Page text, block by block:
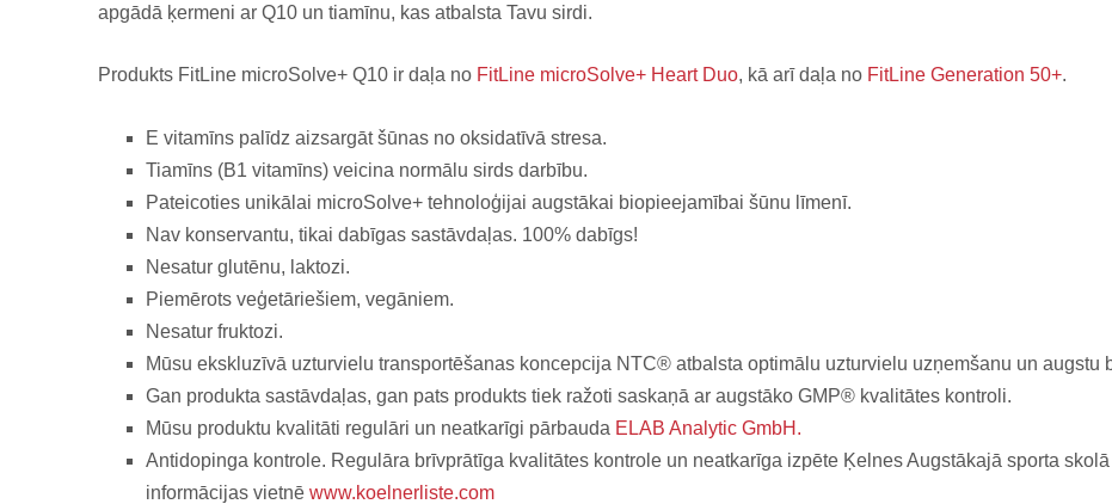
apgādā ķermeni ar Q10 un tiamīnu, kas atbalsta Tavu sirdi.
Produkts FitLine microSolve+ Q10 ir daļa no FitLine microSolve+ Heart Duo, kā arī daļa no FitLine Generation 50+.
E vitamīns palīdz aizsargāt šūnas no oksidatīvā stresa.
Tiamīns (B1 vitamīns) veicina normālu sirds darbību.
Pateicoties unikālai microSolve+ tehnoloģijai augstākai biopieejamībai šūnu līmenī.
Nav konservantu, tikai dabīgas sastāvdaļas. 100% dabīgs!
Nesatur glutēnu, laktozi.
Piemērots veģetāriešiem, vegāniem.
Nesatur fruktozi.
Mūsu ekskluzīvā uzturvielu transportēšanas koncepcija NTC® atbalsta optimālu uzturvielu uzņemšanu un augstu
Gan produkta sastāvdaļas, gan pats produkts tiek ražoti saskaņā ar augstāko GMP® kvalitātes kontroli.
Mūsu produktu kvalitāti regulāri un neatkarīgi pārbauda ELAB Analytic GmbH.
Antidopinga kontrole. Regulāra brīvprātīga kvalitātes kontrole un neatkarīga izpēte Ķelnes Augstākajā sporta
informācijas vietnē www.koelnerliste.com